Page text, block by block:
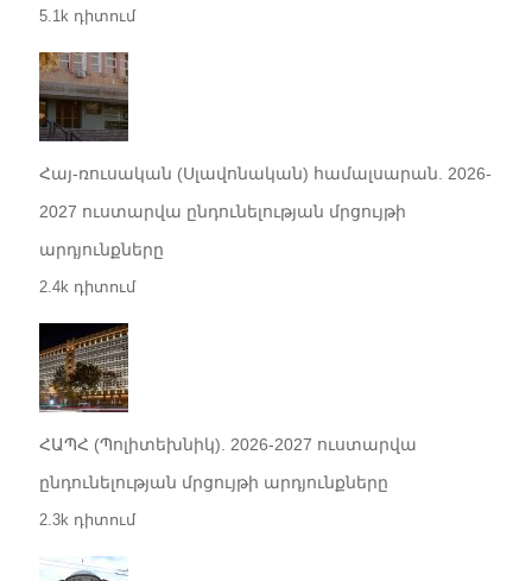
5.1k դիտում
Հայ-ռուսական (Սլավոնական) համալսարան. 2026-
2027 ուստարվա ընդունելության մրցույթի
արդյունքները
2.4k դիտում
ՀԱՊՀ (Պոլիտեխնիկ). 2026-2027 ուստարվա
ընդունելության մրցույթի արդյունքները
2.3k դիտում